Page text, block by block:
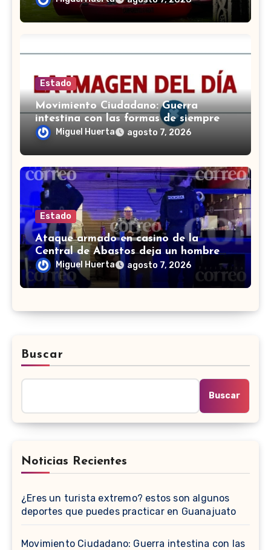
Estado
Movimiento Ciudadano: Guerra
intestina con las formas de siempre
Miguel Huerta agosto 7, 2026
Estado
Ataque armado en casino de la
Central de Abastos deja un hombre
muerto en León
Miguel Huerta agosto 7, 2026
Buscar
Buscar
Noticias Recientes
¿Eres un turista extremo? estos son algunos
deportes que puedes practicar en Guanajuato
Movimiento Ciudadano: Guerra intestina con las